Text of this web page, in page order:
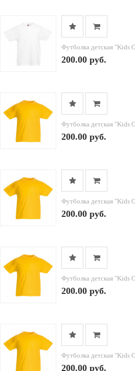
Футболка детская "Kids
200.00 руб.
Футболка детская "Kids
200.00 руб.
Футболка детская "Kids
200.00 руб.
Футболка детская "Kids
200.00 руб.
Футболка детская "Kids
200.00 руб.